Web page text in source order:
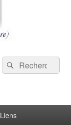
Recherche :
Rechercher
Liens